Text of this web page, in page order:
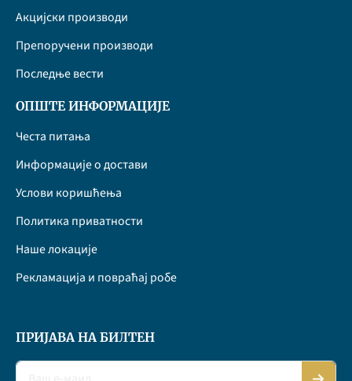
Акцијски производи
Препоручени производи
Последње вести
ОПШТЕ ИНФОРМАЦИЈЕ
Честа питања
Информације о достави
Услови коришћења
Политика приватности
Наше локације
Рекламација и повраћај робе
ПРИЈАВА НА БИЛТЕН